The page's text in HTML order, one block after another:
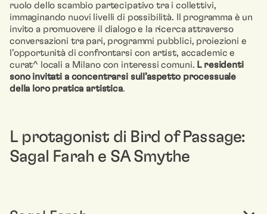
ruolo dello scambio partecipativo tra i collettivi,
immaginando nuovi livelli di possibilità. Il programma è un
invito a promuovere il dialogo e la ricerca attraverso
conversazioni tra pari, programmi pubblici, proiezioni e
l’opportunità di confrontarsi con artist, accademic e
curat^ locali a Milano con interessi comuni. L residenti
sono invitati a concentrarsi sull’aspetto processuale
della loro pratica artistica.
L protagonist di Bird of Passage:
Sagal Farah e SA Smythe